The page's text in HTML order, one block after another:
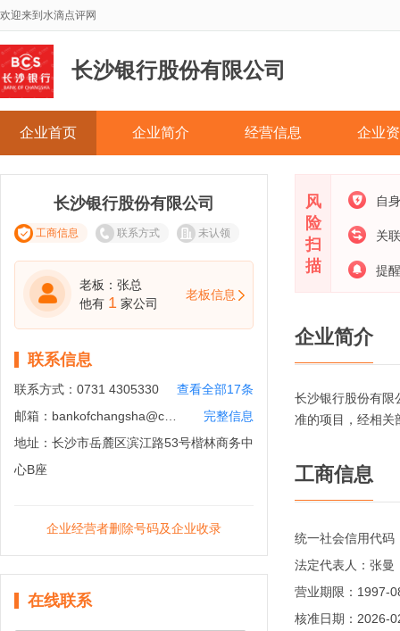
欢迎来到水滴点评网
长沙银行股份有限公司
企业首页 企业简介 经营信息 企业
长沙银行股份有限公司
工商信息 联系方式 未认领
老板：张总
他有 1 家公司
老板信息
联系信息
联系方式： 0731 4305330
查看全部17条
邮箱：
完整信息
地址： 长沙市岳麓区滨江路53号楷林商务中
心B座
企业经营者删除号码及企业收录
在线联系
风
险
扫
描
自
关
提
企业简介
长沙银行股份有限
准的项目，经相关
工商信息
统一社会信用代码
法定代表人： 张曼
营业期限： 1997-
核准日期： 2026-